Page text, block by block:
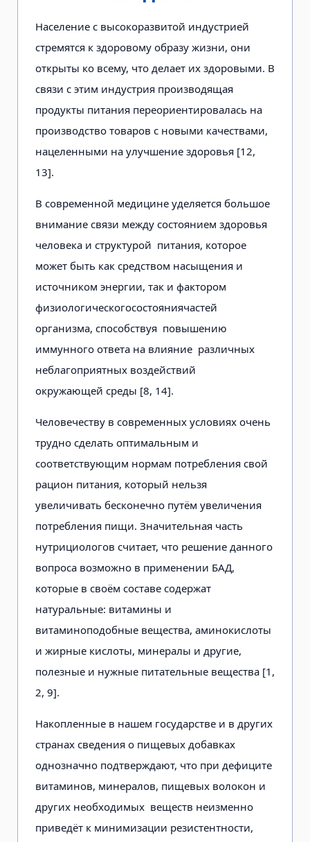
Население с высокоразвитой индустрией
стремятся к здоровому образу жизни, они
открыты ко всему, что делает их здоровыми. В
связи с этим индустрия производящая
продукты питания переориентировалась на
производство товаров с новыми качествами,
нацеленными на улучшение здоровья [12,
13].
В современной медицине уделяется большое
внимание связи между состоянием здоровья
человека и структурой питания, которое
может быть как средством насыщения и
источником энергии, так и фактором
физиологическогосостояниячастей
организма, способствуя повышению
иммунного ответа на влияние различных
неблагоприятных воздействий
окружающей среды [8, 14].
Человечеству в современных условиях очень
трудно сделать оптимальным и
соответствующим нормам потребления свой
рацион питания, который нельзя
увеличивать бесконечно путём увеличения
потребления пищи. Значительная часть
нутрициологов считает, что решение данного
вопроса возможно в применении БАД,
которые в своём составе содержат
натуральные: витамины и
витаминоподобные вещества, аминокислоты
и жирные кислоты, минералы и другие,
полезные и нужные питательные вещества [1,
2, 9].
Накопленные в нашем государстве и в других
странах сведения о пищевых добавках
однозначно подтверждают, что при дефиците
витаминов, минералов, пищевых волокон и
других необходимых веществ неизменно
приведёт к минимизации резистентности,